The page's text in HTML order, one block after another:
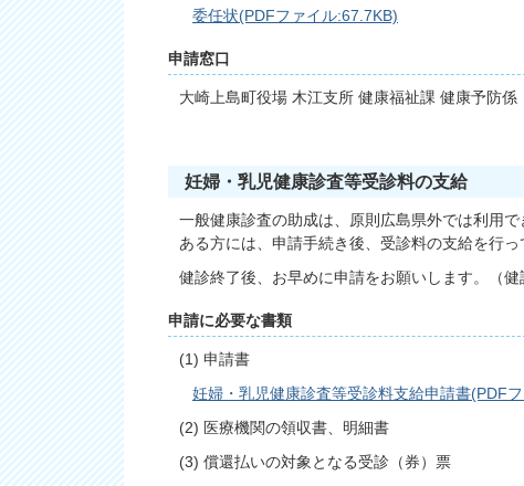
委任状(PDFファイル:67.7KB)
申請窓口
大崎上島町役場 木江支所 健康福祉課 健康予防係
妊婦・乳児健康診査等受診料の支給
一般健康診査の助成は、原則広島県外では利用
ある方には、申請手続き後、受診料の支給を行っ
健診終了後、お早めに申請をお願いします。（健
申請に必要な書類
(1) 申請書
妊婦・乳児健康診査等受診料支給申請書(PDF
(2) 医療機関の領収書、明細書
(3) 償還払いの対象となる受診（券）票